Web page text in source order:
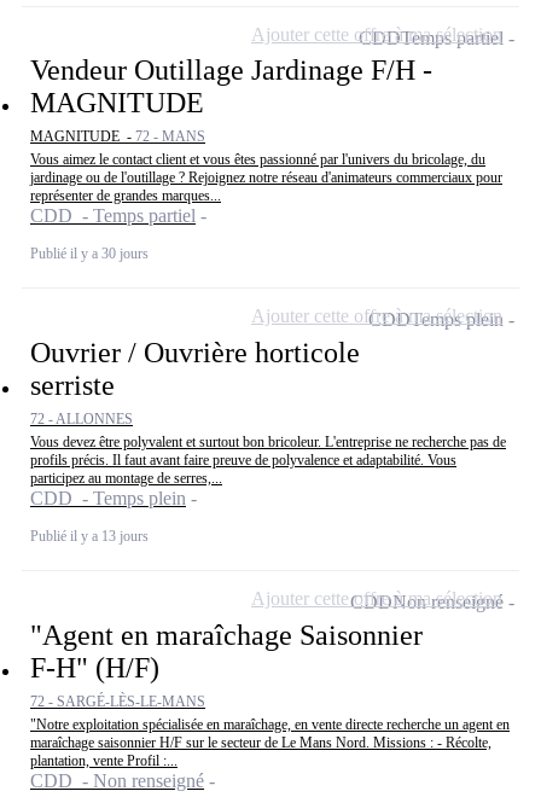
Vendeur Outillage Jardinage F/H -
MAGNITUDE
MAGNITUDE - 72 - MANS
Vous aimez le contact client et vous êtes passionné par l'univers du bricolage, du
jardinage ou de l'outillage ? Rejoignez notre réseau d'animateurs commerciaux pour
représenter de grandes marques...
CDD - Temps partiel
Publié il y a 30 jours
CDDTemps partiel
Ajouter cette offre à ma sélection
Ouvrier / Ouvrière horticole
serriste
72 - ALLONNES
Vous devez être polyvalent et surtout bon bricoleur. L'entreprise ne recherche pas de
profils précis. Il faut avant faire preuve de polyvalence et adaptabilité. Vous
participez au montage de serres,...
CDD - Temps plein
Publié il y a 13 jours
CDDTemps plein
Ajouter cette offre à ma sélection
"Agent en maraîchage Saisonnier
F-H" (H/F)
72 - SARGÉ-LÈS-LE-MANS
"Notre exploitation spécialisée en maraîchage, en vente directe recherche un agent en
maraîchage saisonnier H/F sur le secteur de Le Mans Nord. Missions : - Récolte,
plantation, vente Profil :...
CDD - Non renseigné
CDDNon renseigné
Ajouter cette offre à ma sélection